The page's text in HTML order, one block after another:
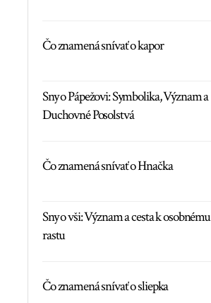
Čo znamená snívať o kapor
Sny o Pápežovi: Symbolika, Význam a
Duchovné Posolstvá
Čo znamená snívať o Hnačka
Sny o vši: Význam a cesta k osobnému
rastu
Čo znamená snívať o sliepka